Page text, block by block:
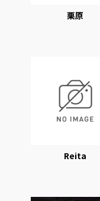
栗原
Reita